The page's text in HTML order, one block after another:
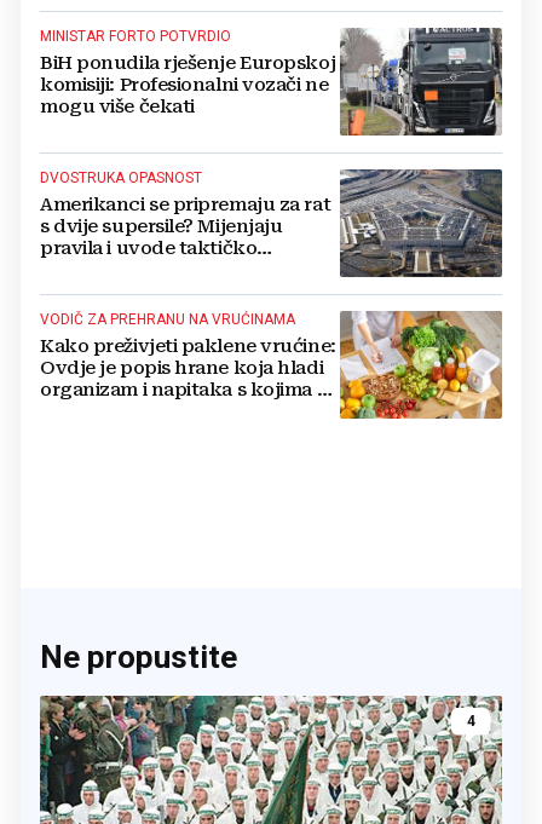
MINISTAR FORTO POTVRDIO
BiH ponudila rješenje Europskoj
komisiji: Profesionalni vozači ne
mogu više čekati
DVOSTRUKA OPASNOST
Amerikanci se pripremaju za rat
s dvije supersile? Mijenjaju
pravila i uvode taktičko
VODIČ ZA PREHRANU NA VRUĆINAMA
Kako preživjeti paklene vrućine:
Ovdje je popis hrane koja hladi
organizam i napitaka s kojima si
Ne propustite
4